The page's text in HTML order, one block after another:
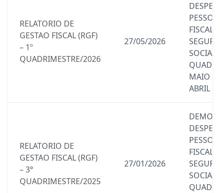
RELATORIO DE
GESTAO FISCAL (RGF)
– 1º
QUADRIMESTRE/2026
27/05/2026
FISCAL
MAIO
ABRIL
RELATORIO DE
GESTAO FISCAL (RGF)
– 3°
QUADRIMESTRE/2025
27/01/2026
FISCAL